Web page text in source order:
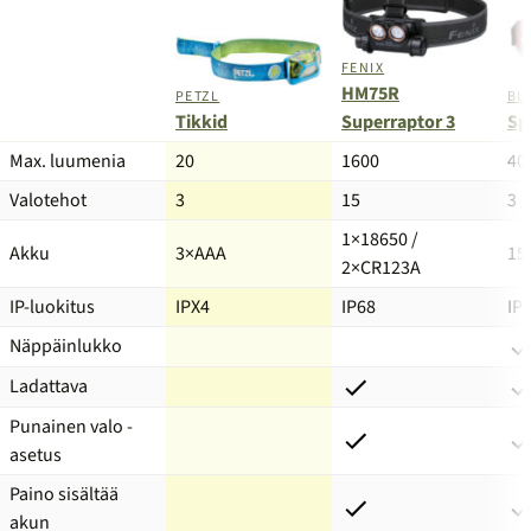
Tuote
PETZL
Tikkid
FENIX
HM75R
Superraptor 3
Max. luumenia
20 1600
Valotehot
3 15 3
Akku 3×AAA
1×18650 /
2×CR123A
IP-luokitus IPX4 IP68
Näppäinlukko
Ladattava
Punainen valo -
asetus
Paino sisältää
akun